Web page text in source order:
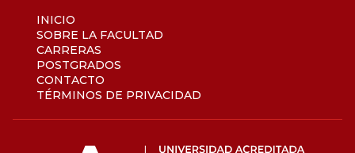
INICIO
SOBRE LA FACULTAD
CARRERAS
POSTGRADOS
CONTACTO
TÉRMINOS DE PRIVACIDAD